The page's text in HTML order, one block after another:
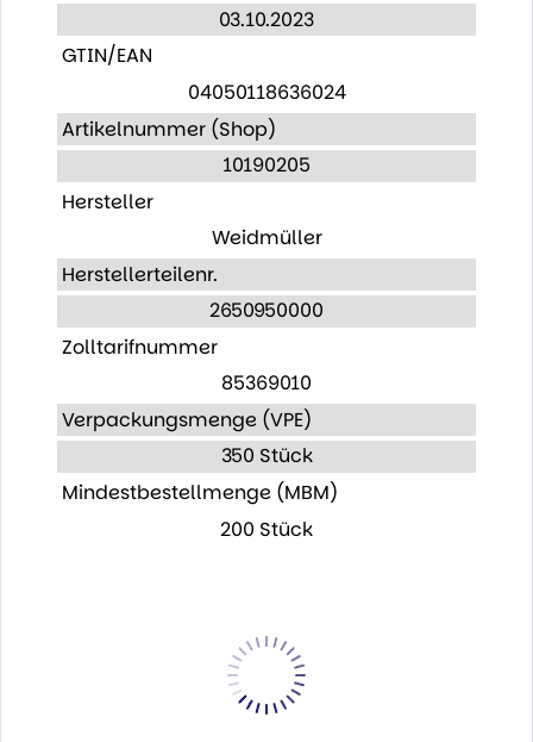
03.10.2023
GTIN/EAN
04050118636024
Artikelnummer (Shop)
10190205
Hersteller
Weidmüller
Herstellerteilenr.
2650950000
Zolltarifnummer
85369010
Verpackungsmenge (VPE)
350 Stück
Mindestbestellmenge (MBM)
200 Stück